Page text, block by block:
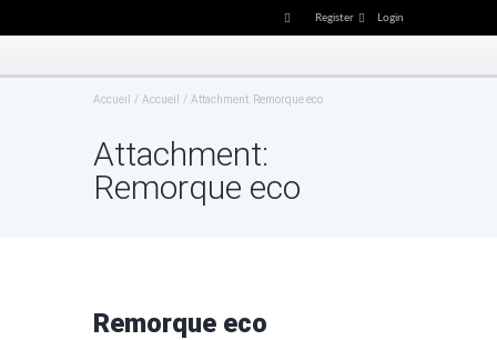
Register Login
Accueil Accueil Attachment: Remorque eco
Attachment:
Remorque eco
Remorque eco